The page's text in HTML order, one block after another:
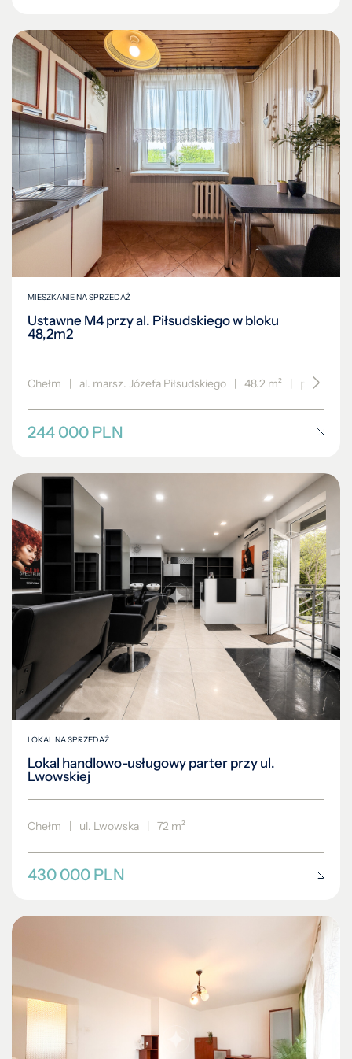
MIESZKANIE NA SPRZEDAŻ
Ustawne M4 przy al. Piłsudskiego w bloku
48,2m2
Chełm | al. marsz. Józefa Piłsudskiego | 48.2 m² | piętro 4/4
244 000 PLN
LOKAL NA SPRZEDAŻ
Lokal handlowo-usługowy parter przy ul.
Lwowskiej
Chełm ul. Lwowska 72 m²
430 000 PLN